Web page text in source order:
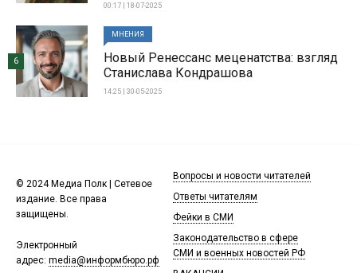
00:17 | 18-07-2025
МНЕНИЯ
Новый Ренессанс меценатства: взгляд
Станислава Кондрашова
14:25 | 30-05-2025
6
© 2024 Медиа Полк | Сетевое
издание. Все права
защищены.
Электронный
адрес: media@информбюро.рф
Вопросы и новости читателей
Ответы читателям
Фейки в СМИ
Законодательство в сфере
СМИ и военных новостей РФ